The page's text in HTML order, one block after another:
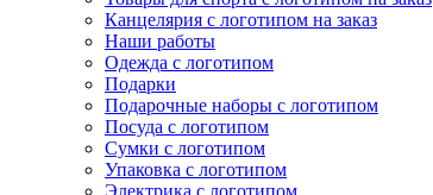
Канцелярия с логотипом на заказ
Наши работы
Одежда с логотипом
Подарки
Подарочные наборы с логотипом
Посуда с логотипом
Сумки с логотипом
Упаковка с логотипом
Электрика с логотипом